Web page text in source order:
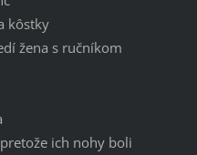
kôstky
žena s ručníkom
ich nohy boli